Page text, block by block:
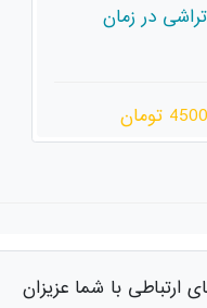
بازیگران
تومان
ارتباطی با شما عزیزان